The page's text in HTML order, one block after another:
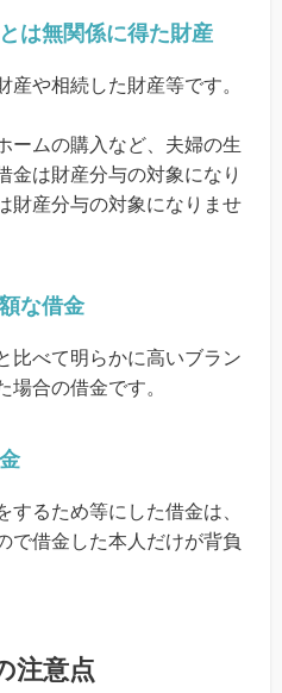
は無関係に得た財産
産や相続した財産等です。
ームの購入など、夫婦の生
金は財産分与の対象になり
財産分与の対象になりませ
な借金
比べて明らかに高いブラン
場合の借金です。
するため等にした借金は、
で借金した本人だけが背負
注意点